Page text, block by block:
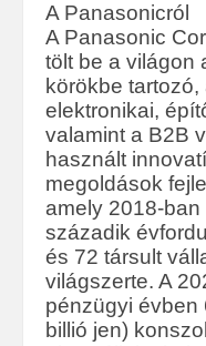
A Panasonicról
A Panasonic
tölt be a világon
körökbe
elektronikai,
valamint a B2B
használt
megoldások
amely 2018-
századik
és 72 társult
világszerte. A
pénzügyi évben
billió jen)